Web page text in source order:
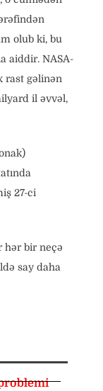
olub ki, bu
aiddir. NASA-
rast gəlinən
il əvvəl,
27-ci
hər bir neçə
say daha